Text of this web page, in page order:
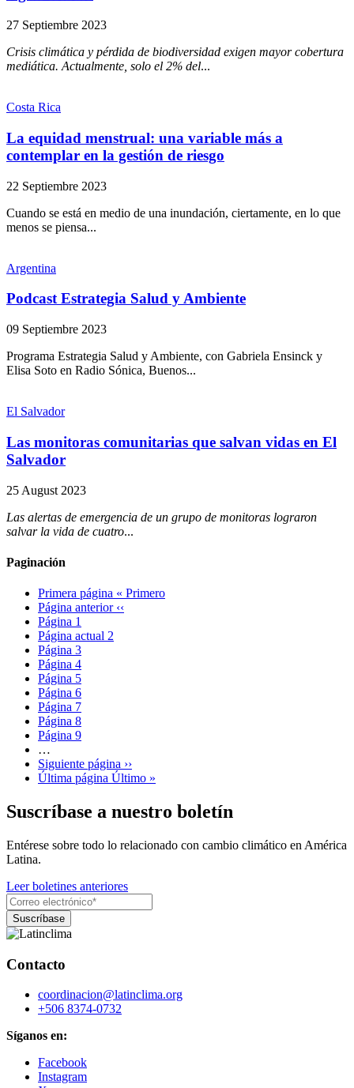
27 Septiembre 2023
Crisis climática y pérdida de biodiversidad exigen mayor cobertura
mediática. Actualmente, solo el 2% del...
Costa Rica
La equidad menstrual: una variable más a
contemplar en la gestión de riesgo
22 Septiembre 2023
Cuando se está en medio de una inundación, ciertamente, en lo que
menos se piensa...
Argentina
Podcast Estrategia Salud y Ambiente
09 Septiembre 2023
Programa Estrategia Salud y Ambiente, con Gabriela Ensinck y
Elisa Soto en Radio Sónica, Buenos...
El Salvador
Las monitoras comunitarias que salvan vidas en El
Salvador
25 August 2023
Las alertas de emergencia de un grupo de monitoras lograron
salvar la vida de cuatro...
Paginación
Primera página « Primero
Página anterior ‹‹
Página 1
Página actual 2
Página 3
Página 4
Página 5
Página 6
Página 7
Página 8
Página 9
…
Siguiente página ››
Última página Último »
Suscríbase a nuestro boletín
Entérese sobre todo lo relacionado con cambio climático en América
Latina.
Leer boletines anteriores
Contacto
coordinacion@latinclima.org
+506 8374-0732
Síganos en:
Facebook
Instagram